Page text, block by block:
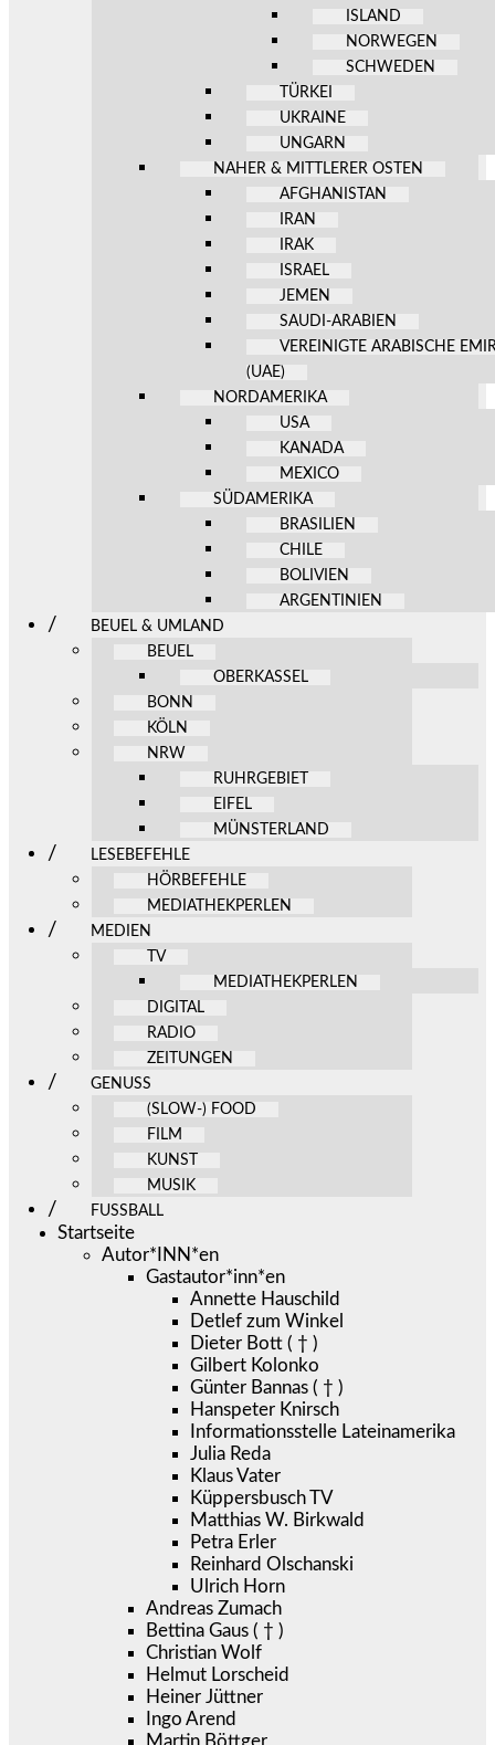
ISLAND
NORWEGEN
SCHWEDEN
TÜRKEI
UKRAINE
UNGARN
NAHER & MITTLERER OSTEN
AFGHANISTAN
IRAN
IRAK
ISRAEL
JEMEN
SAUDI-ARABIEN
VEREINIGTE ARABISCHE
(UAE)
NORDAMERIKA
USA
KANADA
MEXICO
SÜDAMERIKA
BRASILIEN
CHILE
BOLIVIEN
ARGENTINIEN
BEUEL & UMLAND
BEUEL
OBERKASSEL
BONN
KÖLN
NRW
RUHRGEBIET
EIFEL
MÜNSTERLAND
LESEBEFEHLE
HÖRBEFEHLE
MEDIATHEKPERLEN
MEDIEN
TV
MEDIATHEKPERLEN
DIGITAL
RADIO
ZEITUNGEN
GENUSS
(SLOW-) FOOD
FILM
KUNST
MUSIK
FUSSBALL
Startseite
Autor*INN*en
Gastautor*inn*en
Annette Hauschild
Detlef zum Winkel
Dieter Bott ( † )
Gilbert Kolonko
Günter Bannas ( † )
Hanspeter Knirsch
Informationsstelle Lateinamerika
Julia Reda
Klaus Vater
Küppersbusch TV
Matthias W. Birkwald
Petra Erler
Reinhard Olschanski
Ulrich Horn
Andreas Zumach
Bettina Gaus ( † )
Christian Wolf
Helmut Lorscheid
Heiner Jüttner
Ingo Arend
Martin Böttger